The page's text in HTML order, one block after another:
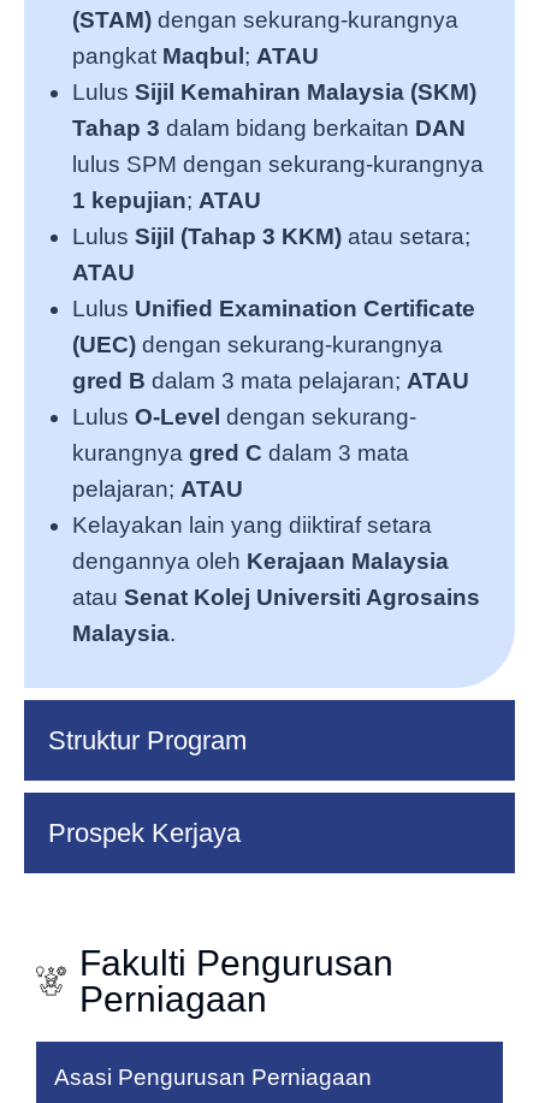
(STAM) dengan sekurang-kurangnya
pangkat Maqbul; ATAU
Lulus Sijil Kemahiran Malaysia (SKM)
Tahap 3 dalam bidang berkaitan DAN
lulus SPM dengan sekurang-kurangnya
1 kepujian; ATAU
Lulus Sijil (Tahap 3 KKM) atau setara;
ATAU
Lulus Unified Examination Certificate
(UEC) dengan sekurang-kurangnya
gred B dalam 3 mata pelajaran; ATAU
Lulus O-Level dengan sekurang-
kurangnya gred C dalam 3 mata
pelajaran; ATAU
Kelayakan lain yang diiktiraf setara
dengannya oleh Kerajaan Malaysia
atau Senat Kolej Universiti Agrosains
Malaysia.
Struktur Program
Prospek Kerjaya
Fakulti Pengurusan
Perniagaan
Asasi Pengurusan Perniagaan